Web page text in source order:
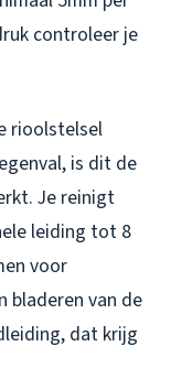
controleer je
rioolstelsel
is dit de
Je reinigt
leiding tot 8
voor
bladeren van de
dat krijg